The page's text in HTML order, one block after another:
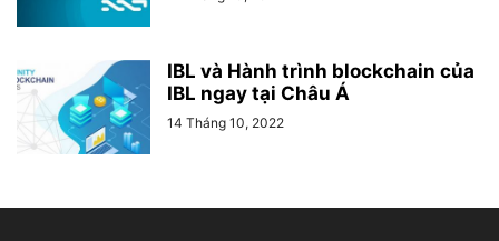
IBL và Hành trình blockchain của
IBL ngay tại Châu Á
14 Tháng 10, 2022